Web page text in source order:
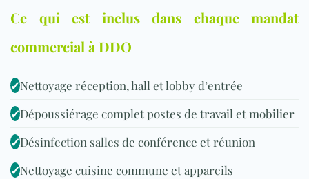
Ce qui est inclus dans chaque mandat
commercial à DDO
✓Nettoyage réception, hall et lobby d’entrée
✓Dépoussiérage complet postes de travail et mobilier
✓Désinfection salles de conférence et réunion
✓Nettoyage cuisine commune et appareils